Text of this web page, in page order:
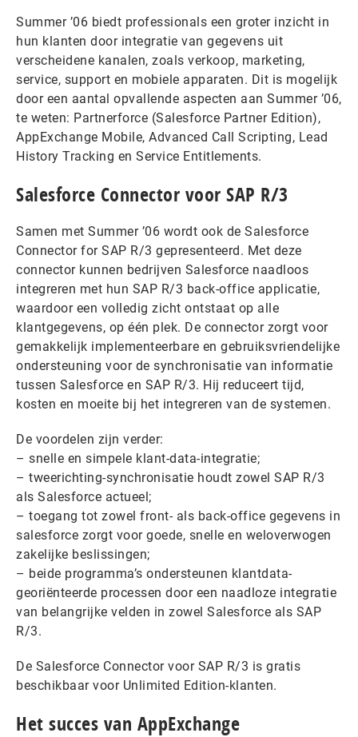
Summer ’06 biedt professionals een groter inzicht in
hun klanten door integratie van gegevens uit
verscheidene kanalen, zoals verkoop, marketing,
service, support en mobiele apparaten. Dit is mogelijk
door een aantal opvallende aspecten aan Summer ’06,
te weten: Partnerforce (Salesforce Partner Edition),
AppExchange Mobile, Advanced Call Scripting, Lead
History Tracking en Service Entitlements.
Salesforce Connector voor SAP R/3
Samen met Summer ’06 wordt ook de Salesforce
Connector for SAP R/3 gepresenteerd. Met deze
connector kunnen bedrijven Salesforce naadloos
integreren met hun SAP R/3 back-office applicatie,
waardoor een volledig zicht ontstaat op alle
klantgegevens, op één plek. De connector zorgt voor
gemakkelijk implementeerbare en gebruiksvriendelijke
ondersteuning voor de synchronisatie van informatie
tussen Salesforce en SAP R/3. Hij reduceert tijd,
kosten en moeite bij het integreren van de systemen.
De voordelen zijn verder:
– snelle en simpele klant-data-integratie;
– tweerichting-synchronisatie houdt zowel SAP R/3
als Salesforce actueel;
– toegang tot zowel front- als back-office gegevens in
salesforce zorgt voor goede, snelle en weloverwogen
zakelijke beslissingen;
– beide programma’s ondersteunen klantdata-
georiënteerde processen door een naadloze integratie
van belangrijke velden in zowel Salesforce als SAP
R/3.
De Salesforce Connector voor SAP R/3 is gratis
beschikbaar voor Unlimited Edition-klanten.
Het succes van AppExchange